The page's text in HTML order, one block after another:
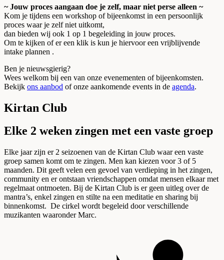
~ Jouw proces aangaan doe je zelf, maar niet perse alleen ~
Kom je tijdens een workshop of bijeenkomst in een persoonlijk
proces waar je zelf niet uitkomt,
dan bieden wij ook 1 op 1 begeleiding in jouw proces.
Om te kijken of er een klik is kun je hiervoor een vrijblijvende
intake plannen .
Ben je nieuwsgierig?
Wees welkom bij een van onze evenementen of bijeenkomsten.
Bekijk ons aanbod of onze aankomende events in de agenda.
Kirtan Club
Elke 2 weken zingen met een vaste groep
Elke jaar zijn er 2 seizoenen van de Kirtan Club waar een vaste
groep samen komt om te zingen. Men kan kiezen voor 3 of 5
maanden. Dit geeft velen een gevoel van verdieping in het zingen,
community en er ontstaan vriendschappen omdat mensen elkaar met
regelmaat ontmoeten. Bij de Kirtan Club is er geen uitleg over de
mantra’s, enkel zingen en stilte na een meditatie en sharing bij
binnenkomst. De cirkel wordt begeleid door verschillende
muzikanten waaronder Marc.